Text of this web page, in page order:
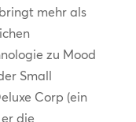
mehr als
zu Mood
Small
Corp (ein
die